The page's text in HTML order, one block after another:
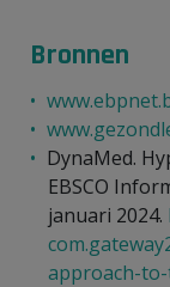
Bronnen
DynaMed.
EBSCO
januari 2024.
approach-